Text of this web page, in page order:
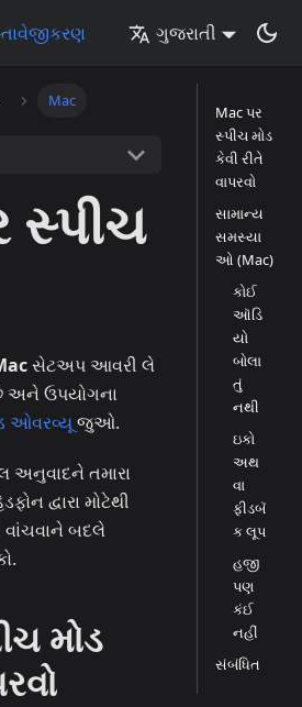
ગુજરાતી
Mac
સ્પીચ
સેટઅપ આવરી લે
અને ઉપયોગના
ઓવરવ્યૂજુઓ.
અનુવાદને તમારા
દ્વારા મોટેથી
બદલે
મોડ
Mac પર
સ્પીચ મોડ
કેવી રીતે
વાપરવો
સામાન્ય
સમસ્યા
ઓ (Mac)
કોઈ
ઑડિ
યો
બોલા
તું
નથી
ઇકો
અથ
વા
ફીડબૅ
ક લૂપ
હજી
પણ
કંઈ
નહીં
સંબંધિત